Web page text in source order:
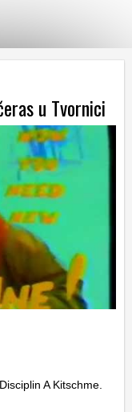
u Tvornici
A Kitschme.